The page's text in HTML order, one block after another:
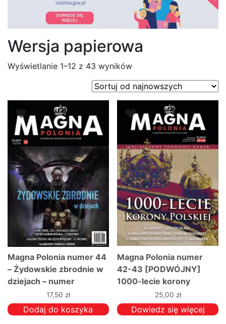
Wersja papierowa
Wyświetlanie 1–12 z 43 wynikówPosortowane
według
najnowszych
Magna Polonia numer 44
– Żydowskie zbrodnie w
dziejach – numer
rozszerzony
17,50 zł
Dodaj do koszyka
Magna Polonia numer
42-43 [PODWÓJNY]
1000-lecie korony
25,00 zł
Dowiedz się więcej